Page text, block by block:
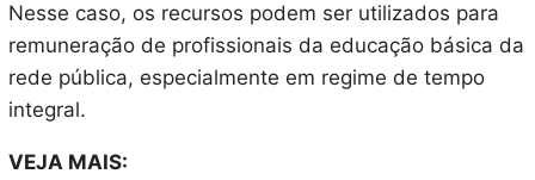
Nesse caso, os recursos podem ser utilizados para
remuneração de profissionais da educação básica da
rede pública, especialmente em regime de tempo
integral.
VEJA MAIS: